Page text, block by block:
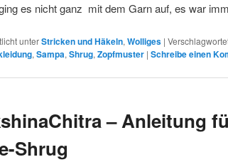
es nicht ganz mit dem Garn auf, es war
unterStricken und Häkeln, Wolliges |
, Sampa, Shrug, Zopfmuster | Schreibe einen
– Anleitung
Shrug